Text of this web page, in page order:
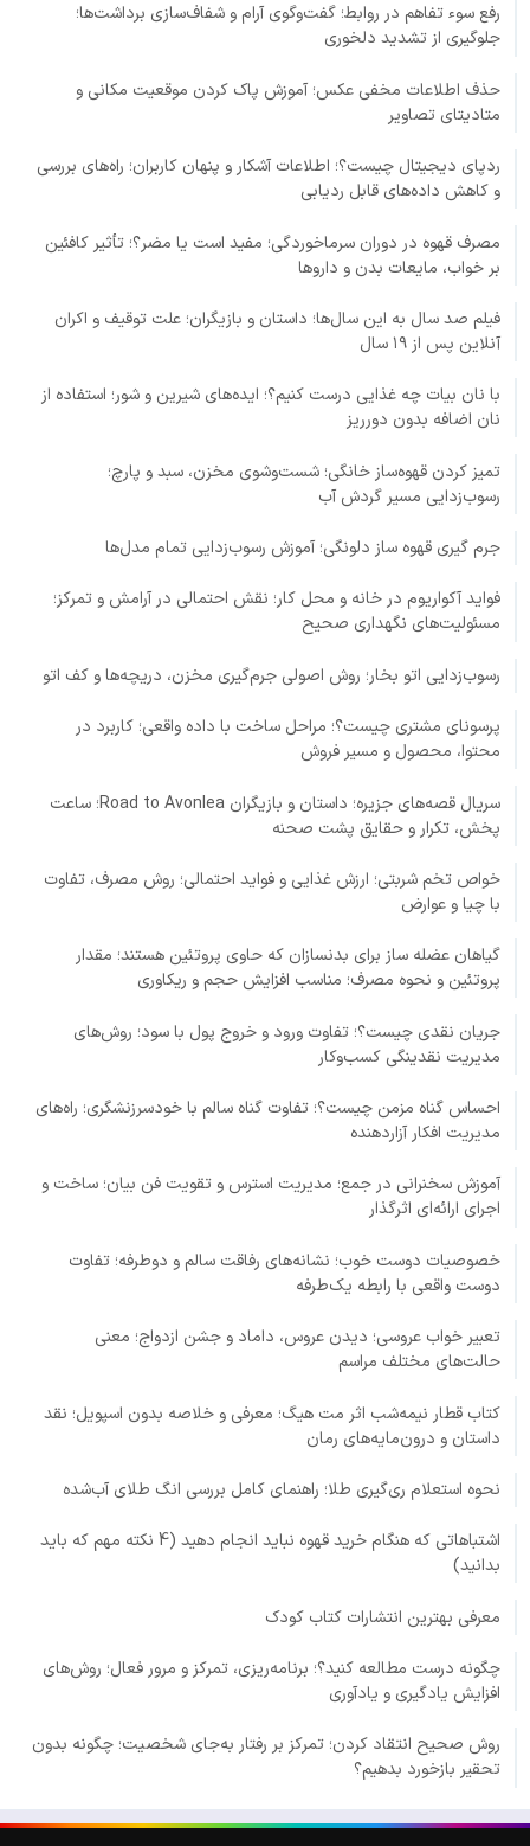
رفع سوء تفاهم در روابط؛ گفت‌وگوی آرام و شفاف‌سازی برداشت‌ها؛
جلوگیری از تشدید دلخوری
حذف اطلاعات مخفی عکس؛ آموزش پاک کردن موقعیت مکانی و
متادیتای تصاویر
ردپای دیجیتال چیست؟؛ اطلاعات آشکار و پنهان کاربران؛ راه‌های بررسی
و کاهش داده‌های قابل ردیابی
مصرف قهوه در دوران سرماخوردگی؛ مفید است یا مضر؟؛ تأثیر کافئین
بر خواب، مایعات بدن و داروها
فیلم صد سال به این سال‌ها؛ داستان و بازیگران؛ علت توقیف و اکران
آنلاین پس از ۱۹ سال
با نان بیات چه غذایی درست کنیم؟؛ ایده‌های شیرین و شور؛ استفاده از
نان اضافه بدون دورریز
تمیز کردن قهوه‌ساز خانگی؛ شست‌وشوی مخزن، سبد و پارچ؛
رسوب‌زدایی مسیر گردش آب
جرم گیری قهوه ساز دلونگی؛ آموزش رسوب‌زدایی تمام مدل‌ها
فواید آکواریوم در خانه و محل کار؛ نقش احتمالی در آرامش و تمرکز؛
مسئولیت‌های نگهداری صحیح
رسوب‌زدایی اتو بخار؛ روش اصولی جرم‌گیری مخزن، دریچه‌ها و کف اتو
پرسونای مشتری چیست؟؛ مراحل ساخت با داده واقعی؛ کاربرد در
محتوا، محصول و مسیر فروش
سریال قصه‌های جزیره؛ داستان و بازیگران Road to Avonlea؛ ساعت
پخش، تکرار و حقایق پشت صحنه
خواص تخم شربتی؛ ارزش غذایی و فواید احتمالی؛ روش مصرف، تفاوت
با چیا و عوارض
گیاهان عضله ساز برای بدنسازان که حاوی پروتئین هستند؛ مقدار
پروتئین و نحوه مصرف؛ مناسب افزایش حجم و ریکاوری
جریان نقدی چیست؟؛ تفاوت ورود و خروج پول با سود؛ روش‌های
مدیریت نقدینگی کسب‌وکار
احساس گناه مزمن چیست؟؛ تفاوت گناه سالم با خودسرزنشگری؛ راه‌های
مدیریت افکار آزاردهنده
آموزش سخنرانی در جمع؛ مدیریت استرس و تقویت فن بیان؛ ساخت و
اجرای ارائه‌ای اثرگذار
خصوصیات دوست خوب؛ نشانه‌های رفاقت سالم و دوطرفه؛ تفاوت
دوست واقعی با رابطه یک‌طرفه
تعبیر خواب عروسی؛ دیدن عروس، داماد و جشن ازدواج؛ معنی
حالت‌های مختلف مراسم
کتاب قطار نیمه‌شب اثر مت هیگ؛ معرفی و خلاصه بدون اسپویل؛ نقد
داستان و درون‌مایه‌های رمان
نحوه استعلام ری‌گیری طلا؛ راهنمای کامل بررسی انگ طلای آب‌شده
اشتباهاتی که هنگام خرید قهوه نباید انجام دهید (4 نکته مهم که باید
بدانید)
معرفی بهترین انتشارات کتاب کودک
چگونه درست مطالعه کنید؟؛ برنامه‌ریزی، تمرکز و مرور فعال؛ روش‌های
افزایش یادگیری و یادآوری
روش صحیح انتقاد کردن؛ تمرکز بر رفتار به‌جای شخصیت؛ چگونه بدون
تحقیر بازخورد بدهیم؟